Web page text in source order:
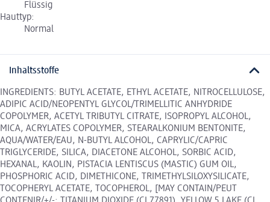
Flüssig
Hauttyp:
Normal
Inhaltsstoffe
INGREDIENTS: BUTYL ACETATE, ETHYL ACETATE, NITROCELLULOSE,
ADIPIC ACID/NEOPENTYL GLYCOL/TRIMELLITIC ANHYDRIDE
COPOLYMER, ACETYL TRIBUTYL CITRATE, ISOPROPYL ALCOHOL,
MICA, ACRYLATES COPOLYMER, STEARALKONIUM BENTONITE,
AQUA/WATER/EAU, N-BUTYL ALCOHOL, CAPRYLIC/CAPRIC
TRIGLYCERIDE, SILICA, DIACETONE ALCOHOL, SORBIC ACID,
HEXANAL, KAOLIN, PISTACIA LENTISCUS (MASTIC) GUM OIL,
PHOSPHORIC ACID, DIMETHICONE, TRIMETHYLSILOXYSILICATE,
TOCOPHERYL ACETATE, TOCOPHEROL, [MAY CONTAIN/PEUT